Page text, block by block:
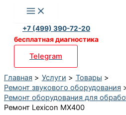
+7 (499) 390-72-20
бесплатная диагностика
Telegram
Главная Услуги
Товары
Ремонт звукового оборудования
Ремонт оборудования для
Ремонт Lexicon MX400